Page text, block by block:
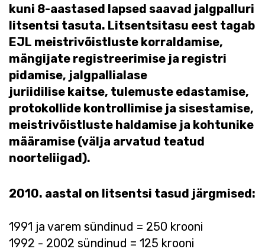
kuni 8-aastased lapsed saavad jalgpalluri
litsentsi tasuta. Litsentsitasu eest tagab
EJL meistrivõistluste korraldamise,
mängijate registreerimise ja registri
pidamise, jalgpallialase
juriidilise kaitse, tulemuste edastamise,
protokollide kontrollimise ja sisestamise,
meistrivõistluste haldamise ja kohtunike
määramise (välja arvatud teatud
noorteliigad).
2010. aastal on litsentsi tasud järgmised:
1991 ja varem sündinud = 250 krooni
1992 - 2002 sündinud = 125 krooni